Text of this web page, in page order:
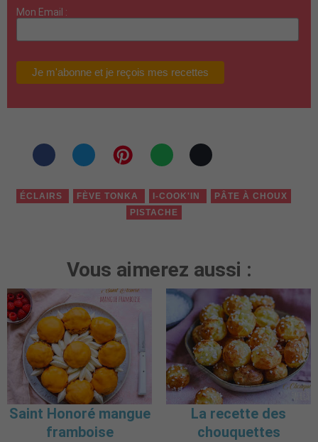
Mon Email :
ÉCLAIRS FÈVE TONKA I-COOK'IN
PÂTE À CHOUX
PISTACHE
Vous aimerez aussi :
Saint Honoré mangue
framboise
La recette des
chouquettes